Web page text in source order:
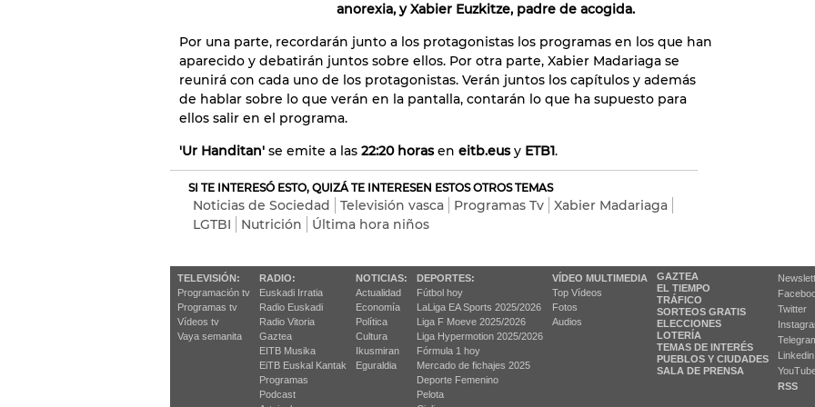
anorexia, y Xabier Euzkitze, padre de acogida.
Por una parte, recordarán junto a los protagonistas los programas en los que han
aparecido y debatirán juntos sobre ellos. Por otra parte, Xabier Madariaga se
reunirá con cada uno de los protagonistas. Verán juntos los capítulos y además
de hablar sobre lo que verán en la pantalla, contarán lo que ha supuesto para
ellos salir en el programa.
'Ur Handitan' se emite a las 22:20 horasen eitb.eusy ETB1.
SI TE INTERESÓ ESTO, QUIZÁ TE INTERESEN ESTOS OTROS TEMAS
Noticias de Sociedad Televisión vasca Programas Tv
Xabier Madariaga
LGTBI
Nutrición Última hora niños
TELEVISIÓN:
Programación tv
Programas tv
Vídeos tv
Vaya semanita
RADIO:
Euskadi Irratia
Radio Euskadi
Radio Vitoria
Gaztea
EITB Musika
EiTB Euskal Kantak
Programas
Podcast
NOTICIAS:
Actualidad
Economía
Política
Cultura
Ikusmiran
Eguraldia
DEPORTES:
Fútbol hoy
LaLiga EA Sports 2025/2026
Liga F Moeve 2025/2026
Liga Hypermotion 2025/2026
Fórmula 1 hoy
Mercado de fichajes 2025
Deporte Femenino
Pelota
VÍDEO MULTIMEDIA
Top Vídeos
Fotos
Audios
GAZTEA
EL TIEMPO
TRÁFICO
SORTEOS GRATIS
ELECCIONES
LOTERÍA
TEMAS DE INTERÉS
PUEBLOS Y CIUDADES
SALA DE PRENSA
Twitter
Linkedin
RSS